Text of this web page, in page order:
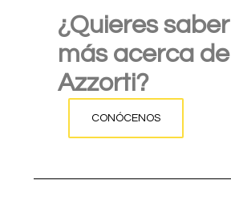
¿Quieres saber
más acerca de
Azzorti?
CONÓCENOS